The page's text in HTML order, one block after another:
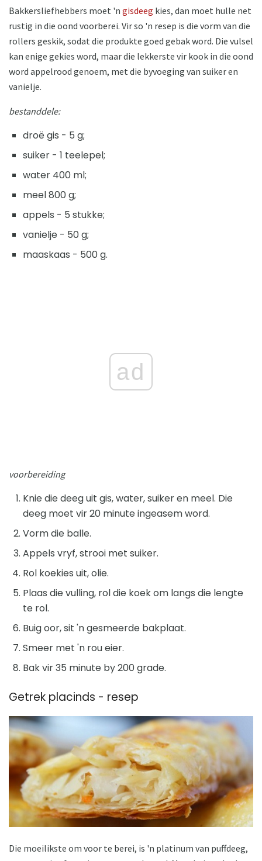
Bakkersliefhebbers moet 'n gisdeeg kies, dan moet hulle net
rustig in die oond voorberei. Vir so 'n resep is die vorm van die
rollers geskik, sodat die produkte goed gebak word. Die vulsel
kan enige gekies word, maar die lekkerste vir kook in die oond
word appelrood genoem, met die byvoeging van suiker en
vanielje.
bestanddele:
droë gis - 5 g;
suiker - 1 teelepel;
water 400 ml;
meel 800 g;
appels - 5 stukke;
vanielje - 50 g;
maaskaas - 500 g.
ad
voorbereiding
Knie die deeg uit gis, water, suiker en meel. Die
deeg moet vir 20 minute ingeasem word.
Vorm die balle.
Appels vryf, strooi met suiker.
Rol koekies uit, olie.
Plaas die vulling, rol die koek om langs die lengte
te rol.
Buig oor, sit 'n gesmeerde bakplaat.
Smeer met 'n rou eier.
Bak vir 35 minute by 200 grade.
Getrek placinds - resep
Die moeilikste om voor te berei, is 'n platinum van puffdeeg,